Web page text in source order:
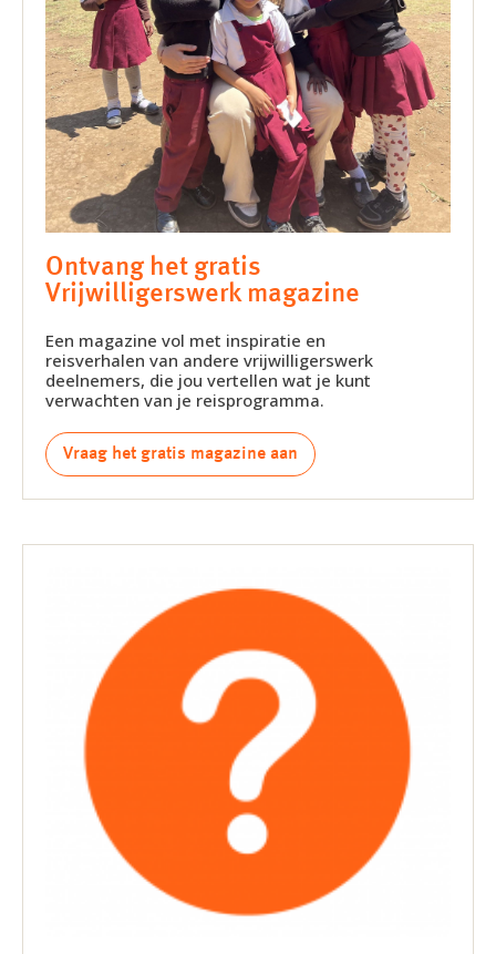
Ontvang het gratis
Vrijwilligerswerk magazine
Een magazine vol met inspiratie en
reisverhalen van andere vrijwilligerswerk
deelnemers, die jou vertellen wat je kunt
verwachten van je reisprogramma.
Vraag het gratis magazine aan